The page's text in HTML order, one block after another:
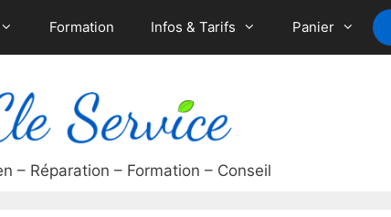
Formation Infos & Tarifs Panier